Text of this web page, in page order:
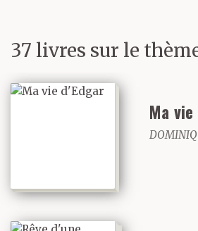
37 livres sur le
Ma